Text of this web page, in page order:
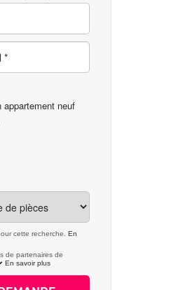
neuf
cette recherche. En
de partenaires de
En savoir plus